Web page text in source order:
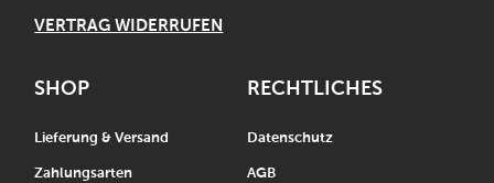
VERTRAG WIDERRUFEN
SHOP
Lieferung & Versand
Zahlungsarten
RECHTLICHES
Datenschutz
AGB